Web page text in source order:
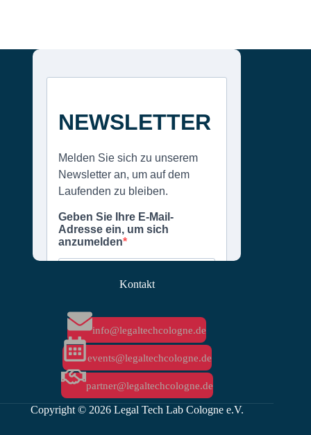
Kontakt
info@legaltechcologne.de
events@legaltechcologne.de
partner@legaltechcologne.de
Copyright © 2026 Legal Tech Lab Cologne e.V.